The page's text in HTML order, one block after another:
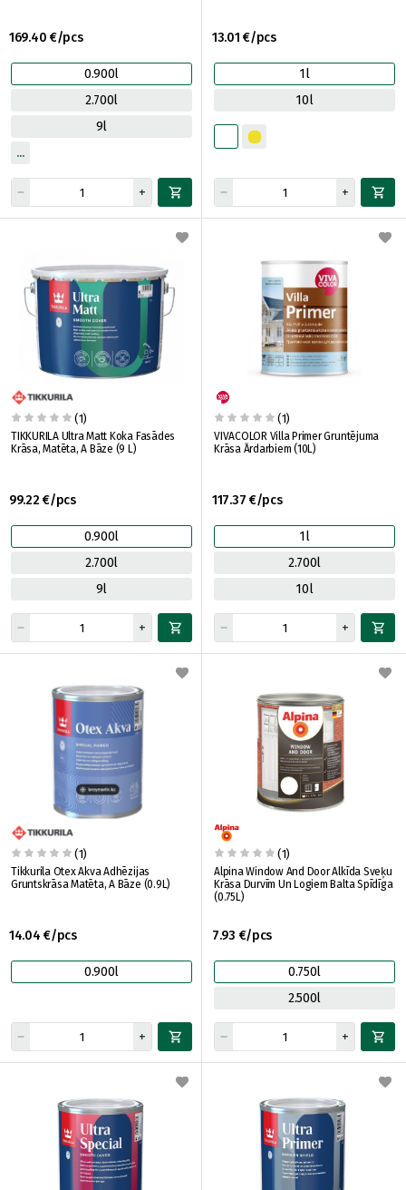
169.40 €/pcs
0.900l
2.700l
9l
13.01 €/pcs
1l
10l
(1)
TIKKURILA Ultra Matt Koka Fasādes
Krāsa, Matēta, A Bāze (9 L)
99.22 €/pcs
0.900l
2.700l
9l
(1)
VIVACOLOR Villa Primer Gruntējuma
Krāsa Ārdarbiem (10L)
117.37 €/pcs
1l
2.700l
10l
(1)
Tikkurila Otex Akva Adhēzijas
Gruntskrāsa Matēta, A Bāze (0.9L)
14.04 €/pcs
0.900l
(1)
Alpina Window And Door Alkīda Sveķu
Krāsa Durvīm Un Logiem Balta Spīdīga
(0.75L)
7.93 €/pcs
0.750l
2.500l